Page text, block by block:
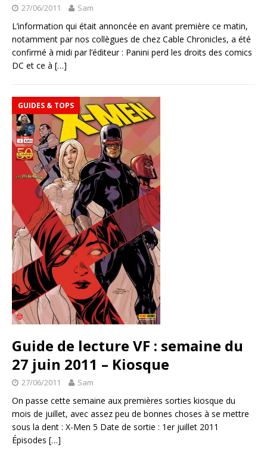
27/06/2011 Sam
L’information qui était annoncée en avant première ce matin,
notamment par nos collègues de chez Cable Chronicles, a été
confirmé à midi par l’éditeur : Panini perd les droits des comics
DC et ce à […]
GUIDES & TOPS
Guide de lecture VF : semaine du
27 juin 2011 – Kiosque
27/06/2011 Sam
On passe cette semaine aux premières sorties kiosque du
mois de juillet, avec assez peu de bonnes choses à se mettre
sous la dent : X-Men 5 Date de sortie : 1er juillet 2011
Épisodes […]